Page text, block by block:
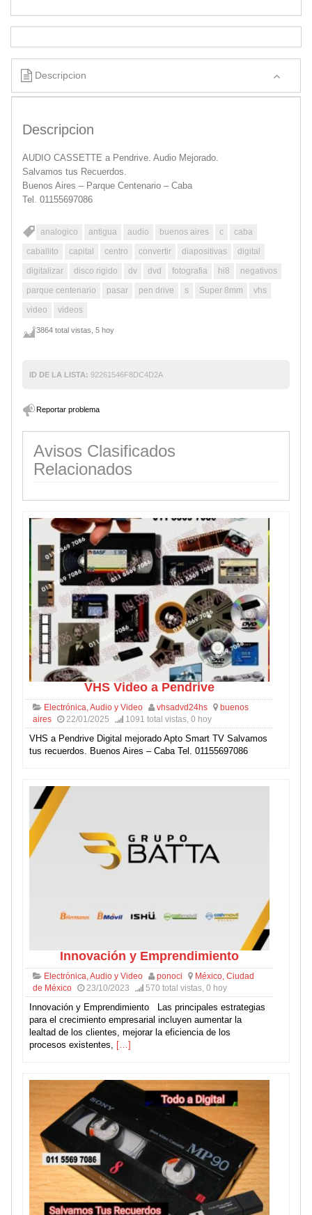
Descripcion
Descripcion
AUDIO CASSETTE a Pendrive. Audio Mejorado.
Salvamos tus Recuerdos.
Buenos Aires – Parque Centenario – Caba
Tel. 01155697086
analogico antigua audio buenos aires c
caba
caballito
capital centro convertir diapositivas
digital
digitalizar
disco rigido dv dvd fotografia hi8
negativos
parque centenario
pasar pen drive s Super 8mm
vhs
video
videos
3864 total vistas, 5 hoy
ID DE LA LISTA: 92261546F8DC4D2A
Reportar problema
Avisos Clasificados
Relacionados
VHS Video a Pendrive
Electrónica, Audio y Video vhsadvd24hs
buenos
aires
22/01/2025 1091 total vistas, 0 hoy
VHS a Pendrive Digital mejorado Apto Smart TV Salvamos
tus recuerdos. Buenos Aires – Caba Tel. 01155697086
Innovación y Emprendimiento
Electrónica, Audio y Video ponoci
México, Ciudad
de México
23/10/2023 570 total vistas, 0 hoy
Innovación y Emprendimiento Las principales estrategias
para el crecimiento empresarial incluyen aumentar la
lealtad de los clientes, mejorar la eficiencia de los
procesos existentes, […]